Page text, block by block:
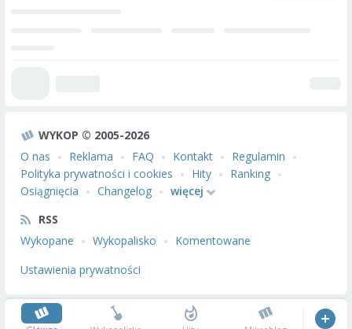
WYKOP © 2005-2026
O nas
Reklama FAQ Kontakt
Regulamin
Polityka prywatności i cookies
Hity
Ranking
Osiągnięcia
Changelog
więcej
RSS
Wykopane
Wykopalisko
Komentowane
Ustawienia prywatności